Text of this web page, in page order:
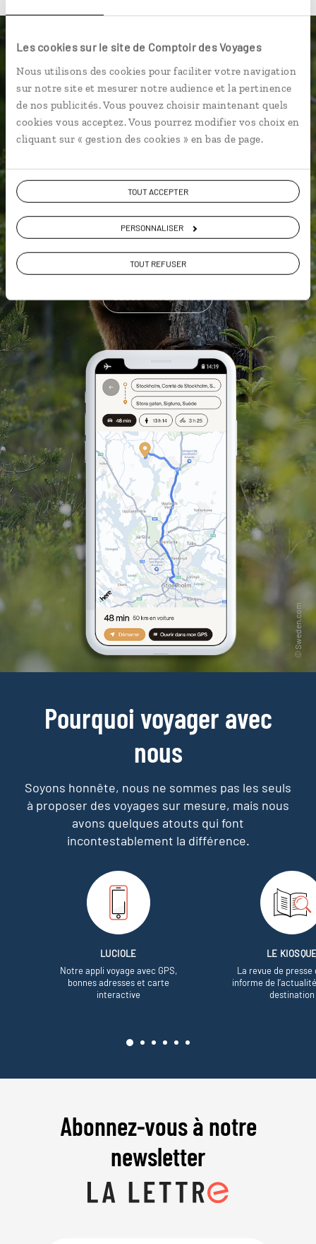
Les cookies sur le site de Comptoir des Voyages
Nous utilisons des cookies pour faciliter votre navigation
sur notre site et mesurer notre audience et la pertinence
de nos publicités. Vous pouvez choisir maintenant quels
cookies vous acceptez. Vous pourrez modifier vos choix en
cliquant sur « gestion des cookies » en bas de page.
TOUT ACCEPTER
PERSONNALISER
TOUT REFUSER
Luciole,
l'appli qui vous guide en Suède
L’itinéraire vers votre hôtel en
Suède en 1 clic
pour unkanelbullar
Les plus beaux lacs géolocalisés
L'album souvenirs à composer
vous-même
Pourquoi voyager avec
nous
Soyons honnête, nous ne sommes pas les seuls
à proposer des voyages sur mesure, mais nous
avons quelques atouts qui font
incontestablement la différence.
LUCIOLE
Notre appli voyage avec GPS,
bonnes adresses et carte
interactive
LE
La revue de presse
informe de
destination
Abonnez-vous à notre
newsletter